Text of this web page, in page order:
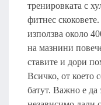
тренировката с
фитнес
използва около
на мазнини
ставите и дори
Всичко, от което
батут. Важно е да